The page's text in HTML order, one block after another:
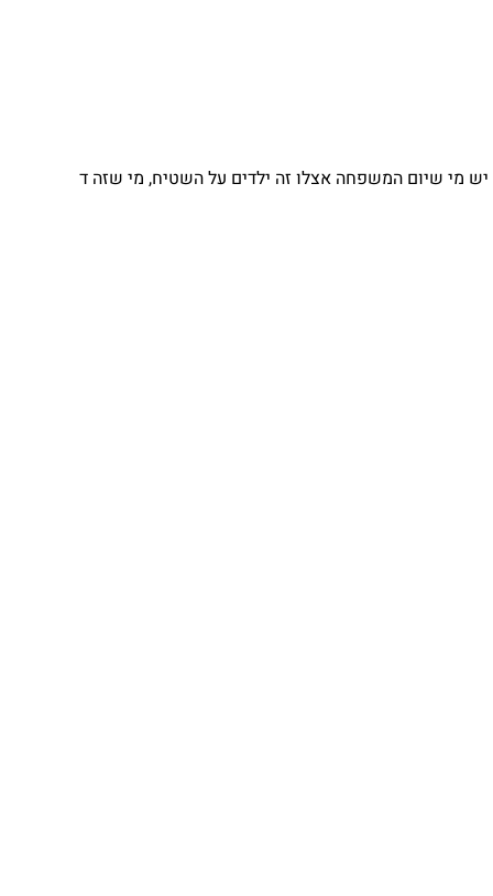
מי שיום המשפחה אצלו זה ילדים על השטיח, מי שזה ד